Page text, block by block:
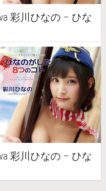
彩川ひなの – ひな
彩川ひなの – ひな